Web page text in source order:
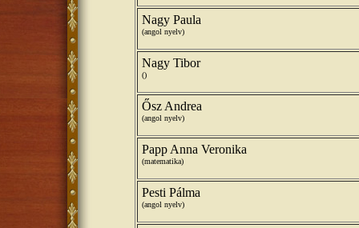
Nagy Paula
(angol nyelv)
Nagy Tibor
()
Ősz Andrea
(angol nyelv)
Papp Anna Veronika
(matematika)
Pesti Pálma
(angol nyelv)